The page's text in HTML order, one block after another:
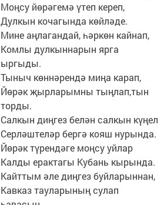
Моңсу йөрәгемә үтеп кереп,
Дулкын кочагында көйләде.
Мине аңлагандай, һәркөн кайнап,
Комлы дулкыннарын ярга
ыргыды.
Тыныч көннәрендә миңа карап,
Йөрәк җырларымны тыңлап,тын
торды.
Салкын диңгез белән салкын күңел
Серләштеләр бергә кояш нурында.
Йөрәк түрендәге моңсу уйлар
Калды ерактагы Кубань кырында.
Кайттым әле диңгез буйларыннан,
Кавказ тауларының сулап